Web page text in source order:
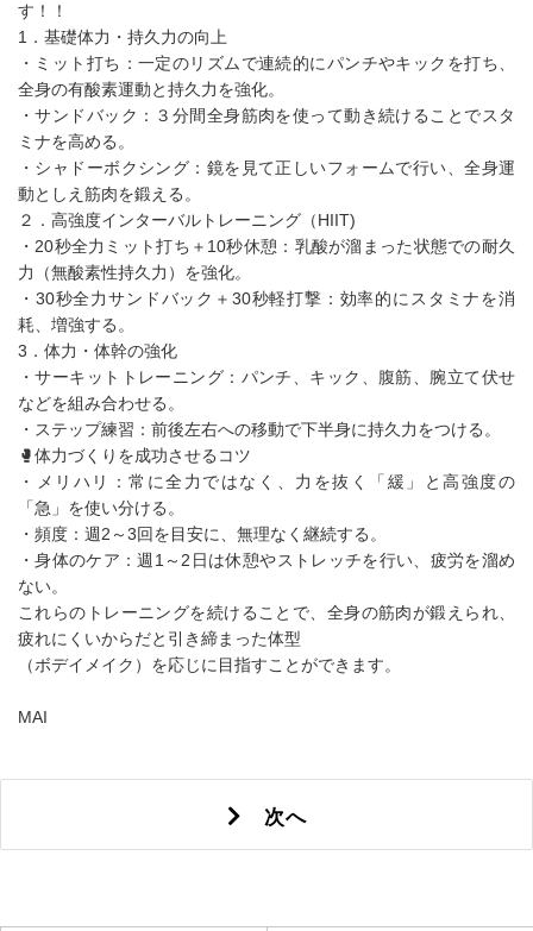
す！！
1．基礎体力・持久力の向上
・ミット打ち：一定のリズムで連続的にパンチやキックを打ち、
全身の有酸素運動と持久力を強化。
・サンドバック：３分間全身筋肉を使って動き続けることでスタ
ミナを高める。
・シャドーボクシング：鏡を見て正しいフォームで行い、全身運
動としえ筋肉を鍛える。
２．高強度インターバルトレーニング（HIIT)
・20秒全力ミット打ち＋10秒休憩：乳酸が溜まった状態での耐久
力（無酸素性持久力）を強化。
・30秒全力サンドバック＋30秒軽打撃：効率的にスタミナを消
耗、増強する。
3．体力・体幹の強化
・サーキットトレーニング：パンチ、キック、腹筋、腕立て伏せ
などを組み合わせる。
・ステップ練習：前後左右への移動で下半身に持久力をつける。
🥊体力づくりを成功させるコツ
・メリハリ：常に全力ではなく、力を抜く「緩」と高強度の
「急」を使い分ける。
・頻度：週2～3回を目安に、無理なく継続する。
・身体のケア：週1～2日は休憩やストレッチを行い、疲労を溜め
ない。
これらのトレーニングを続けることで、全身の筋肉が鍛えられ、
疲れにくいからだと引き締まった体型
（ボデイメイク）を応じに目指すことができます。
MAI
次へ